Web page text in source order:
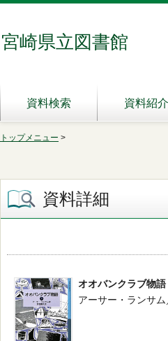
宮崎県立図書館
資料検索 資料紹介
トップメニュー >
資料詳細
オオバンクラブ物語
アーサー・ランサ